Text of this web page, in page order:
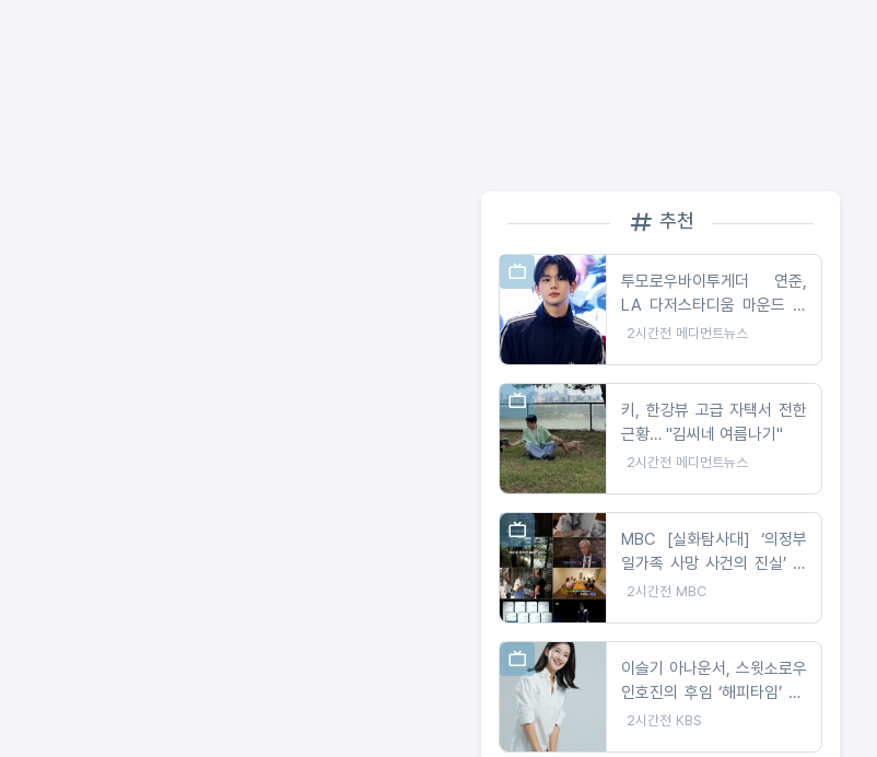
추천
투모로우바이투게더 연준,
LA 다저스타디움 마운드 선
다… 시구부터 무대까지
2시간전 메디먼트뉴스
키, 한강뷰 고급 자택서 전한
근황… "김씨네 여름나기"
2시간전 메디먼트뉴스
MBC [실화탐사대] ‘의정부
일가족 사망 사건의 진실’ 오
늘(6일) 밤 9시 방송
2시간전 MBC
이슬기 아나운서, 스윗소로우
인호진의 후임 ‘해피타임’ DJ
로 발탁
2시간전 KBS